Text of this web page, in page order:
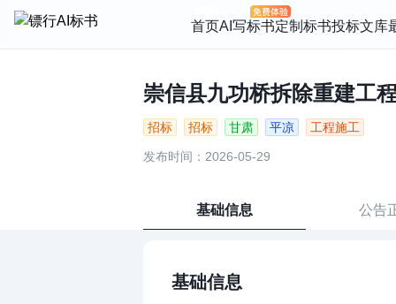
首页AI写标书定制标书投标文库
崇信县九功桥拆除重建工
招标 招标 甘肃 平凉 工程施工
发布时间：2026-05-29
基础信息 公告
基础信息